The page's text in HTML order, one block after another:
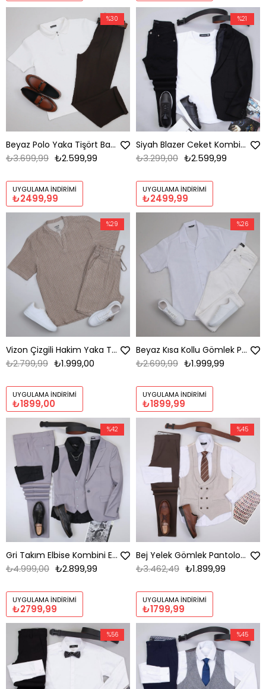
Beyaz Polo Yaka Tişört Baggy Pantolon Kombini Erkek | Rahat Kesim Şık Günlük Set
₺2.599,99
₺3.699,99
UYGULAMA İNDIRIMI
₺2499,99
%30
Siyah Blazer Ceket Kombini Erkek | Slim Fit Tişörtlü Şık Komple
₺2.599,99
₺3.299,00
UYGULAMA İNDIRIMI
₺2499,99
%21
Vizon Çizgili Hakim Yaka Tişört Şort Ayakkabı Kombini
₺1.999,00
₺2.799,99
UYGULAMA İNDIRIMI
₺1899,00
%29
Beyaz Kısa Kollu Gömlek Pantolon Kombini Erkek | Slim Fit Şık Günlük Set
₺1.999,99
₺2.699,99
UYGULAMA İNDIRIMI
₺1899,99
%26
Gri Takım Elbise Kombini Erkek | Slim Fit Şık Komple Set
₺2.899,99
₺4.999,00
UYGULAMA İNDIRIMI
₺2799,99
%42
Bej Yelek Gömlek Pantolon Ayakkabı Kombin
₺1.899,99
₺3.462,49
UYGULAMA İNDIRIMI
₺1799,99
%45
%56 %45